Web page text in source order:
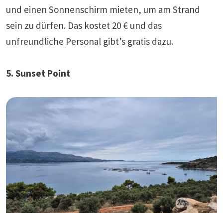
und einen Sonnenschirm mieten, um am Strand
sein zu dürfen. Das kostet 20 € und das
unfreundliche Personal gibt’s gratis dazu.
5. Sunset Point